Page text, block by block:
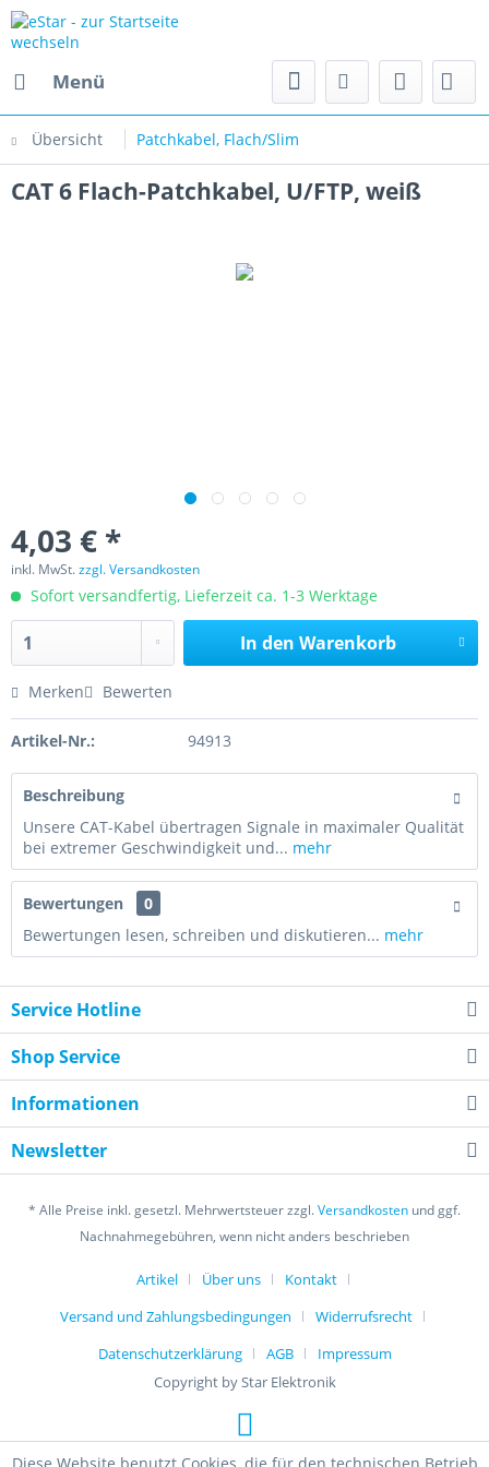
Menü
Übersicht Patchkabel, Flach/Slim
CAT 6 Flach-Patchkabel, U/FTP, weiß
4,03 € *
inkl. MwSt.zzgl. Versandkosten
Sofort versandfertig, Lieferzeit ca. 1-3 Werktage
In den Warenkorb
Merken Bewerten
Artikel-Nr.: 94913
Beschreibung
Unsere CAT-Kabel übertragen Signale in maximaler Qualität
bei extremer Geschwindigkeit und... mehr
Bewertungen
0
Bewertungen lesen, schreiben und diskutieren... mehr
Service Hotline
Shop Service
Informationen
Newsletter
* Alle Preise inkl. gesetzl. Mehrwertsteuer zzgl.Versandkosten und ggf.
Nachnahmegebühren, wenn nicht anders beschrieben
Artikel Über uns
Kontakt
Versand und Zahlungsbedingungen
Widerrufsrecht
Datenschutzerklärung
AGB
Impressum
Copyright by Star Elektronik